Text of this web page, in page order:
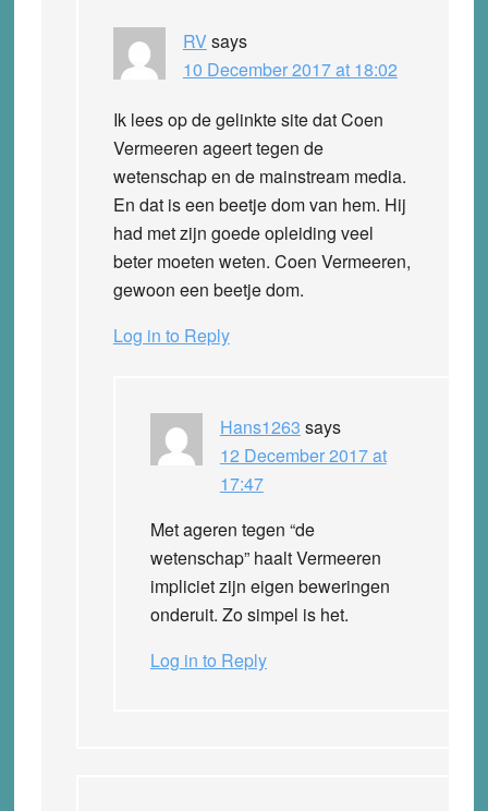
RV says
10 December 2017 at 18:02
Ik lees op de gelinkte site dat Coen
Vermeeren ageert tegen de
wetenschap en de mainstream media.
En dat is een beetje dom van hem. Hij
had met zijn goede opleiding veel
beter moeten weten. Coen Vermeeren,
gewoon een beetje dom.
Log in to Reply
Hans1263 says
12 December 2017 at
17:47
Met ageren tegen “de
wetenschap” haalt Vermeeren
impliciet zijn eigen beweringen
onderuit. Zo simpel is het.
Log in to Reply